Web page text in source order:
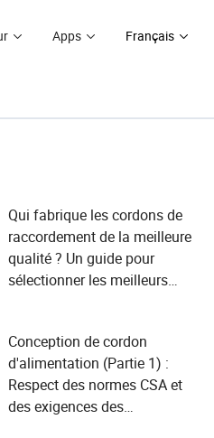
Apps Français
Qui fabrique les cordons de
raccordement de la meilleure
qualité ? Un guide pour
sélectionner les meilleurs
l'industrie de la fibre optique
Conception de cordon
d'alimentation (Partie 1) :
Respect des normes CSA et
des exigences des